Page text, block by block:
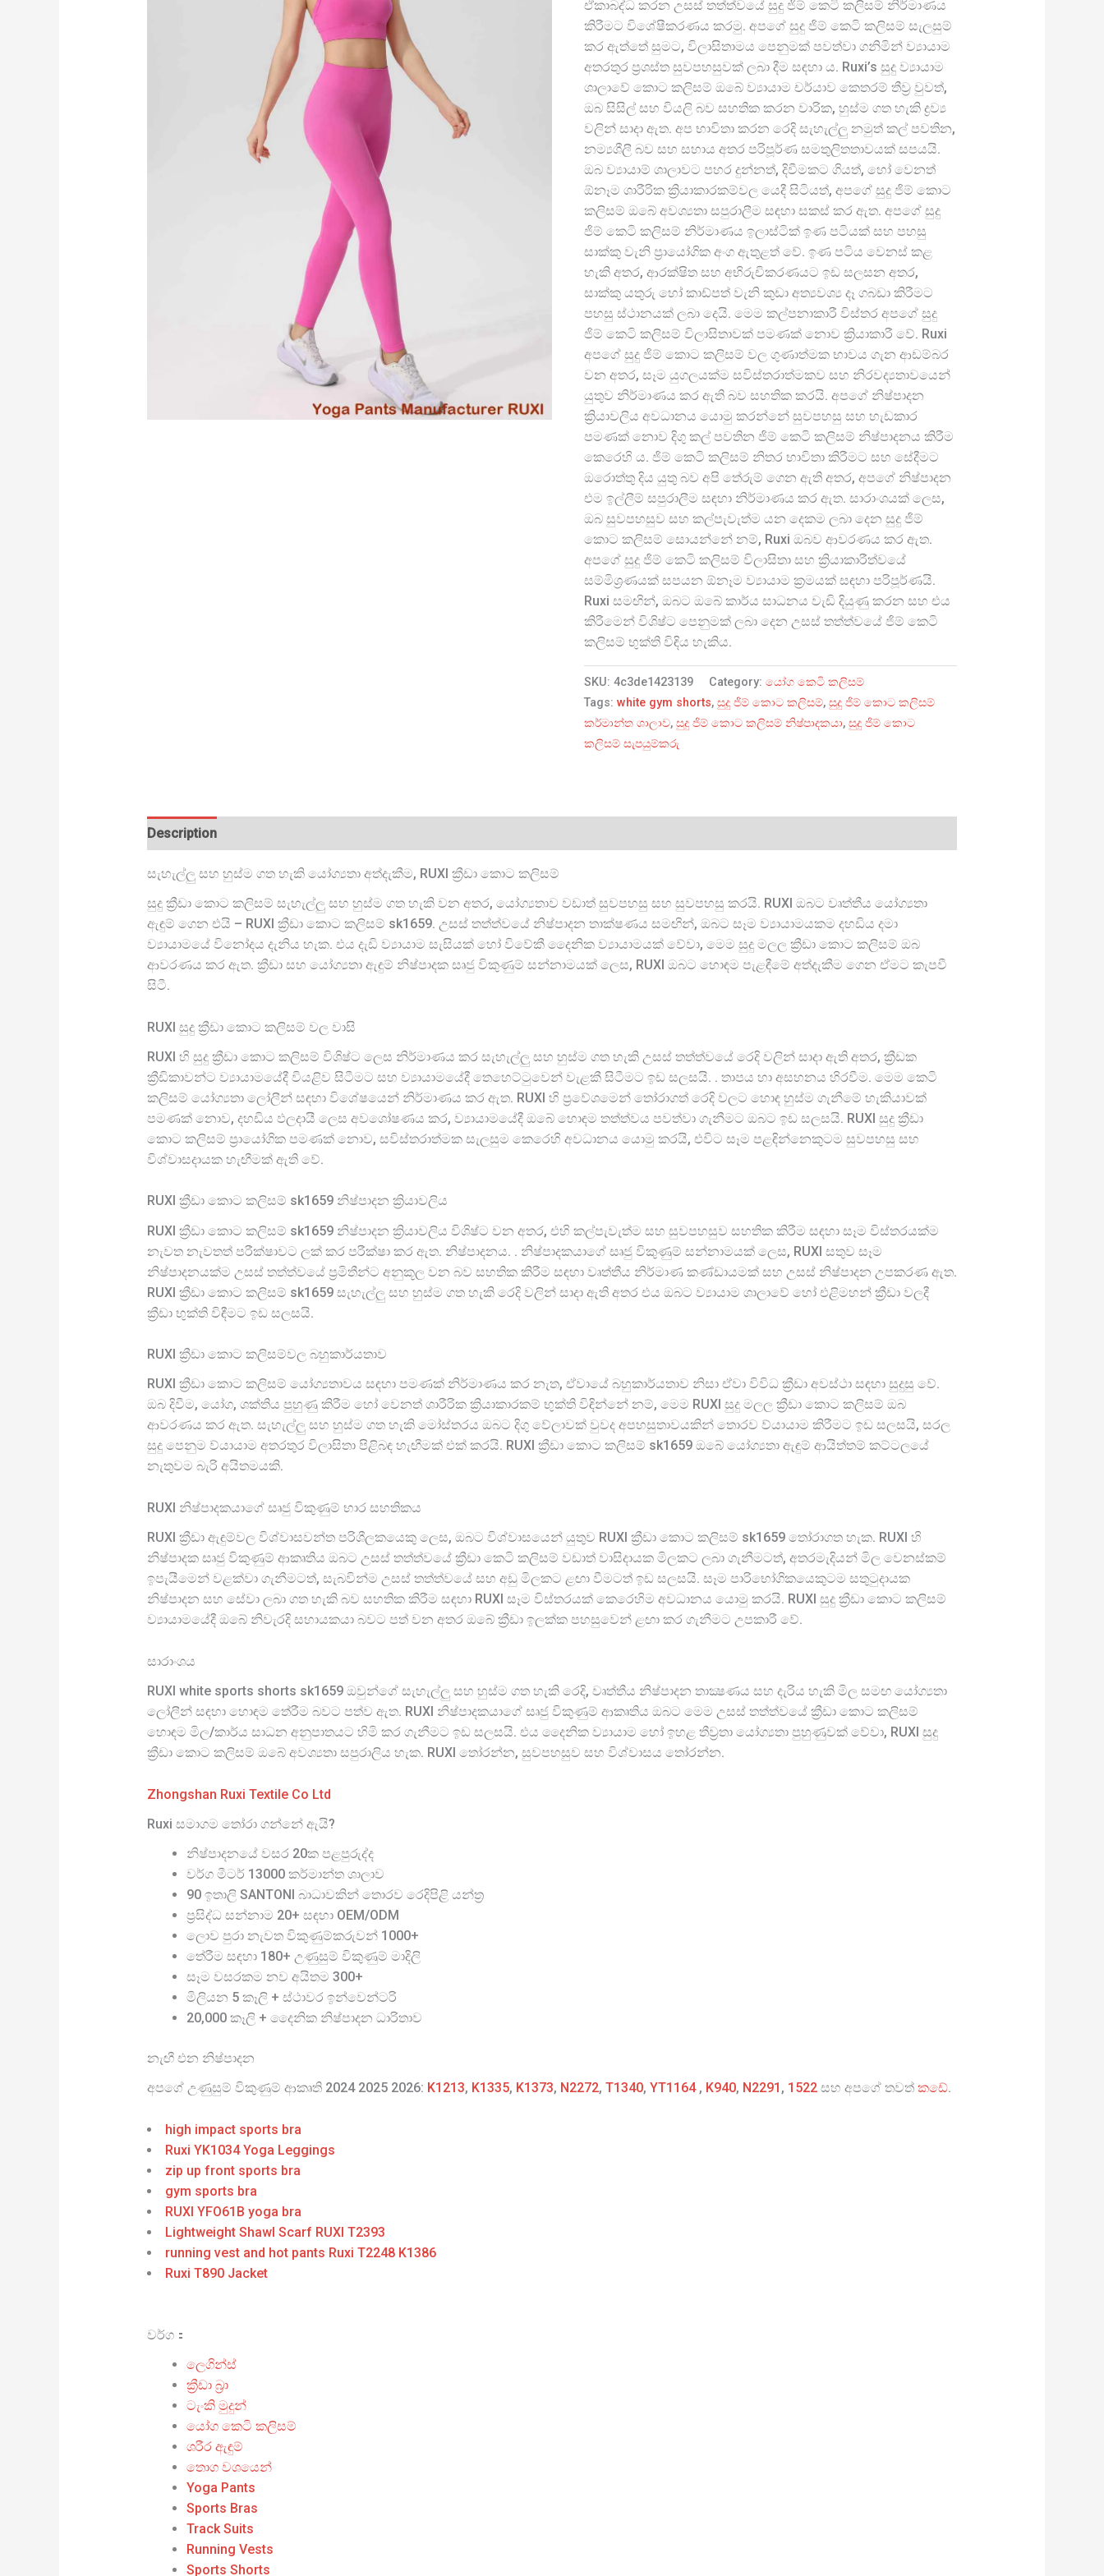
ඒකාබද්ධ කරන උසස් තත්ත්වයේ සුදු ජිම් කෙටි කලිසම් නිර්මාණය
කිරීමට විශේෂීකරණය කරමු. අපගේ සුදු ජිම් කෙටි කලිසම් සැලසුම්
කර ඇත්තේ සුමට, විලාසිතාමය පෙනුමක් පවත්වා ගනිමින් ව්‍යායාම
අතරතුර ප්‍රශස්ත සුවපහසුවක් ලබා දීම සඳහා ය. Ruxi’s සුදු ව්‍යායාම
ශාලාවේ කොට කලිසම් ඔබේ ව්‍යායාම චර්යාව කෙතරම් තීව්‍ර වුවත්,
ඔබ සිසිල් සහ වියලි බව සහතික කරන වාරික, හුස්ම ගත හැකි ද්‍රව්‍ය
වලින් සාදා ඇත. අප භාවිතා කරන රෙදි සැහැල්ලු නමුත් කල් පවතින,
නම්‍යශීලී බව සහ සහාය අතර පරිපූර්ණ සමතුලිතතාවයක් සපයයි.
ඔබ ව්‍යායාම් ශාලාවට පහර දුන්නත්, දිවීමකට ගියත්, හෝ වෙනත්
ඕනෑම ශාරීරික ක්‍රියාකාරකම්වල යෙදී සිටියත්, අපගේ සුදු ජිම් කොට
කලිසම් ඔබේ අවශ්‍යතා සපුරාලීම සඳහා සකස් කර ඇත. අපගේ සුදු
ජිම් කෙටි කලිසම් නිර්මාණය ඉලාස්ටික් ඉණ පටියක් සහ පහසු
සාක්කු වැනි ප්‍රායෝගික අංග ඇතුළත් වේ. ඉණ පටිය වෙනස් කළ
හැකි අතර, ආරක්ෂිත සහ අභිරුචිකරණයට ඉඩ සලසන අතර,
සාක්කු යතුරු හෝ කාඩ්පත් වැනි කුඩා අත්‍යවශ්‍ය දෑ ගබඩා කිරීමට
පහසු ස්ථානයක් ලබා දෙයි. මෙම කල්පනාකාරී විස්තර අපගේ සුදු
ජිම් කෙටි කලිසම් විලාසිතාවක් පමණක් නොව ක්‍රියාකාරී වේ. Ruxi
අපගේ සුදු ජිම් කොට කලිසම් වල ගුණාත්මක භාවය ගැන ආඩම්බර
වන අතර, සෑම යුගලයක්ම සවිස්තරාත්මකව සහ නිරවද්‍යතාවයෙන්
යුතුව නිර්මාණය කර ඇති බව සහතික කරයි. අපගේ නිෂ්පාදන
ක්‍රියාවලිය අවධානය යොමු කරන්නේ සුවපහසු සහ හැඩකාර
පමණක් නොව දිගු කල් පවතින ජිම් කෙටි කලිසම් නිෂ්පාදනය කිරීම
කෙරෙහි ය. ජිම් කෙටි කලිසම් නිතර භාවිතා කිරීමට සහ සේදීමට
ඔරොත්තු දිය යුතු බව අපි තේරුම් ගෙන ඇති අතර, අපගේ නිෂ්පාදන
එම ඉල්ලීම් සපුරාලීම සඳහා නිර්මාණය කර ඇත. සාරාංශයක් ලෙස,
ඔබ සුවපහසුව සහ කල්පැවැත්ම යන දෙකම ලබා දෙන සුදු ජිම්
කොට කලිසම් සොයන්නේ නම්, Ruxi ඔබව ආවරණය කර ඇත.
අපගේ සුදු ජිම් කෙටි කලිසම් විලාසිතා සහ ක්‍රියාකාරීත්වයේ
සම්මිශ්‍රණයක් සපයන ඕනෑම ව්‍යායාම ක්‍රමයක් සඳහා පරිපූර්ණයි.
Ruxi සමඟින්, ඔබට ඔබේ කාර්ය සාධනය වැඩි දියුණු කරන සහ එය
කිරීමෙන් විශිෂ්ට පෙනුමක් ලබා දෙන උසස් තත්ත්වයේ ජිම් කෙටි
කලිසම් භුක්ති විඳිය හැකිය.
SKU:4c3de1423139 Category:යෝග කෙටි කලිසම්
Tags:white gym shorts,සුදු ජිම් කොට කලිසම්,සුදු ජිම් කොට කලිසම්
කර්මාන්ත ශාලාව,සුදු ජිම් කොට කලිසම් නිෂ්පාදකයා,සුදු ජිම් කොට
කලිසම් සැපයුම්කරු
Description
සැහැල්ලු සහ හුස්ම ගත හැකි යෝග්‍යතා අත්දැකීම, RUXI ක්‍රීඩා කොට කලිසම්
සුදු ක්‍රීඩා කොට කලිසම් සැහැල්ලු සහ හුස්ම ගත හැකි වන අතර, යෝග්‍යතාව වඩාත් සුවපහසු සහ සුවපහසු කරයි. RUXI ඔබට වෘත්තීය යෝග්‍යතා
ඇඳුම් ගෙන එයි – RUXI ක්‍රීඩා කොට කලිසම් sk1659. උසස් තත්ත්වයේ නිෂ්පාදන තාක්ෂණය සමඟින්, ඔබට සෑම ව්‍යායාමයකම දහඩිය දමා
ව්‍යායාමයේ විනෝදය දැනිය හැක. එය දැඩි ව්‍යායාම සැසියක් හෝ විවේකී දෛනික ව්‍යායාමයක් වේවා, මෙම සුදු මලල ක්‍රීඩා කොට කලිසම් ඔබ
ආවරණය කර ඇත. ක්‍රීඩා සහ යෝග්‍යතා ඇඳුම් නිෂ්පාදක සෘජු විකුණුම් සන්නාමයක් ලෙස, RUXI ඔබට හොඳම පැළඳීමේ අත්දැකීම ගෙන ඒමට කැපවී
සිටී.
RUXI සුදු ක්‍රීඩා කොට කලිසම් වල වාසි
RUXI හි සුදු ක්‍රීඩා කොට කලිසම් විශිෂ්ට ලෙස නිර්මාණය කර සැහැල්ලු සහ හුස්ම ගත හැකි උසස් තත්ත්වයේ රෙදි වලින් සාදා ඇති අතර, ක්‍රීඩක
ක්‍රීඩිකාවන්ට ව්‍යායාමයේදී වියළිව සිටීමට සහ ව්‍යායාමයේදී තෙහෙට්ටුවෙන් වැළකී සිටීමට ඉඩ සලසයි. . තාපය හා අසහනය හිරවීම. මෙම කෙටි
කලිසම් යෝග්‍යතා ලෝලීන් සඳහා විශේෂයෙන් නිර්මාණය කර ඇත. RUXI හි ප්‍රවේශමෙන් තෝරාගත් රෙදි වලට හොඳ හුස්ම ගැනීමේ හැකියාවක්
පමණක් නොව, දහඩිය ඵලදායී ලෙස අවශෝෂණය කර, ව්‍යායාමයේදී ඔබේ හොඳම තත්ත්වය පවත්වා ගැනීමට ඔබට ඉඩ සලසයි. RUXI සුදු ක්‍රීඩා
කොට කලිසම් ප්‍රායෝගික පමණක් නොව, සවිස්තරාත්මක සැලසුම කෙරෙහි අවධානය යොමු කරයි, එවිට සෑම පළඳින්නෙකුටම සුවපහසු සහ
විශ්වාසදායක හැඟීමක් ඇති වේ.
RUXI ක්‍රීඩා කොට කලිසම් sk1659 නිෂ්පාදන ක්‍රියාවලිය
RUXI ක්‍රීඩා කොට කලිසම් sk1659 නිෂ්පාදන ක්‍රියාවලිය විශිෂ්ට වන අතර, එහි කල්පැවැත්ම සහ සුවපහසුව සහතික කිරීම සඳහා සෑම විස්තරයක්ම
නැවත නැවතත් පරීක්ෂාවට ලක් කර පරීක්ෂා කර ඇත. නිෂ්පාදනය. . නිෂ්පාදකයාගේ සෘජු විකුණුම් සන්නාමයක් ලෙස, RUXI සතුව සෑම
නිෂ්පාදනයක්ම උසස් තත්ත්වයේ ප්‍රමිතීන්ට අනුකූල වන බව සහතික කිරීම සඳහා වෘත්තීය නිර්මාණ කණ්ඩායමක් සහ උසස් නිෂ්පාදන උපකරණ ඇත.
RUXI ක්‍රීඩා කොට කලිසම් sk1659 සැහැල්ලු සහ හුස්ම ගත හැකි රෙදි වලින් සාදා ඇති අතර එය ඔබට ව්‍යායාම ශාලාවේ හෝ එළිමහන් ක්‍රීඩා වලදී
ක්‍රීඩා භුක්ති විඳීමට ඉඩ සලසයි.
RUXI ක්‍රීඩා කොට කලිසම්වල බහුකාර්යතාව
RUXI ක්‍රීඩා කොට කලිසම් යෝග්‍යතාවය සඳහා පමණක් නිර්මාණය කර නැත, ඒවායේ බහුකාර්යතාව නිසා ඒවා විවිධ ක්‍රීඩා අවස්ථා සඳහා සුදුසු වේ.
ඔබ දිවීම, යෝග, ශක්තිය පුහුණු කිරීම හෝ වෙනත් ශාරීරික ක්‍රියාකාරකම් භුක්ති විඳින්නේ නම්, මෙම RUXI සුදු මලල ක්‍රීඩා කොට කලිසම් ඔබ
ආවරණය කර ඇත. සැහැල්ලු සහ හුස්ම ගත හැකි මෝස්තරය ඔබට දිගු වේලාවක් වුවද අපහසුතාවයකින් තොරව ව්යායාම කිරීමට ඉඩ සලසයි, සරල
සුදු පෙනුම ව්යායාම අතරතුර විලාසිතා පිළිබඳ හැඟීමක් එක් කරයි. RUXI ක්‍රීඩා කොට කලිසම් sk1659 ඔබේ යෝග්‍යතා ඇඳුම් ආයිත්තම් කට්ටලයේ
නැතුවම බැරි අයිතමයකි.
RUXI නිෂ්පාදකයාගේ සෘජු විකුණුම් භාර සහතිකය
RUXI ක්‍රීඩා ඇඳුම්වල විශ්වාසවන්ත පරිශීලකයෙකු ලෙස, ඔබට විශ්වාසයෙන් යුතුව RUXI ක්‍රීඩා කොට කලිසම් sk1659 තෝරාගත හැක. RUXI හි
නිෂ්පාදක සෘජු විකුණුම් ආකෘතිය ඔබට උසස් තත්ත්වයේ ක්‍රීඩා කෙටි කලිසම් වඩාත් වාසිදායක මිලකට ලබා ගැනීමටත්, අතරමැදියන් මිල වෙනස්කම්
ඉපැයීමෙන් වළක්වා ගැනීමටත්, සැබවින්ම උසස් තත්ත්වයේ සහ අඩු මිලකට ළඟා වීමටත් ඉඩ සලසයි. සෑම පාරිභෝගිකයෙකුටම සතුටුදායක
නිෂ්පාදන සහ සේවා ලබා ගත හැකි බව සහතික කිරීම සඳහා RUXI සෑම විස්තරයක් කෙරෙහිම අවධානය යොමු කරයි. RUXI සුදු ක්‍රීඩා කොට කලිසම්
ව්‍යායාමයේදී ඔබේ නිවැරදි සහායකයා බවට පත් වන අතර ඔබේ ක්‍රීඩා ඉලක්ක පහසුවෙන් ළඟා කර ගැනීමට උපකාරී වේ.
සාරාංශය
RUXI white sports shorts sk1659 ඔවුන්ගේ සැහැල්ලු සහ හුස්ම ගත හැකි රෙදි, වෘත්තීය නිෂ්පාදන තාක්‍ෂණය සහ දැරිය හැකි මිල සමඟ යෝග්‍යතා
ලෝලීන් සඳහා හොඳම තේරීම බවට පත්ව ඇත. RUXI නිෂ්පාදකයාගේ සෘජු විකුණුම් ආකෘතිය ඔබට මෙම උසස් තත්ත්වයේ ක්‍රීඩා කොට කලිසම්
හොඳම මිල/කාර්ය සාධන අනුපාතයට හිමි කර ගැනීමට ඉඩ සලසයි. එය දෛනික ව්‍යායාම හෝ ඉහළ තීව්‍රතා යෝග්‍යතා පුහුණුවක් වේවා, RUXI සුදු
ක්‍රීඩා කොට කලිසම් ඔබේ අවශ්‍යතා සපුරාලිය හැක. RUXI තෝරන්න, සුවපහසුව සහ විශ්වාසය තෝරන්න.
Zhongshan Ruxi Textile Co Ltd
Ruxi සමාගම තෝරා ගන්නේ ඇයි?
නිෂ්පාදනයේ වසර 20ක පළපුරුද්ද
වර්ග මීටර් 13000 කර්මාන්ත ශාලාව
90 ඉතාලි SANTONI බාධාවකින් තොරව රෙදිපිළි යන්ත්‍ර
ප්‍රසිද්ධ සන්නාම 20+ සඳහා OEM/ODM
ලොව පුරා නැවත විකුණුම්කරුවන් 1000+
තේරීම සඳහා 180+ උණුසුම් විකුණුම් මාදිලි
සෑම වසරකම නව අයිතම 300+
මිලියන 5 කෑලි + ස්ථාවර ඉන්වෙන්ටරි
20,000 කෑලි + දෛනික නිෂ්පාදන ධාරිතාව
නැඟී එන නිෂ්පාදන
අපගේ උණුසුම් විකුණුම් ආකෘති 2024 2025 2026: K1213, K1335, K1373, N2272, T1340, YT1164, K940, N2291 , 1522 සහ අපගේ තවත් කඩේ.
high impact sports bra
Ruxi YK1034 Yoga Leggings
zip up front sports bra
gym sports bra
RUXI YFO61B yoga bra
Lightweight Shawl Scarf RUXI T2393
running vest and hot pants Ruxi T2248 K1386
Ruxi T890 Jacket
වර්ග：
ලෙගින්ස්
ක්‍රීඩා බ්‍රා
ටැංකි මුදුන්
යෝග කෙටි කලිසම්
ශරීර ඇඳුම්
තොග වශයෙන්
Yoga Pants
Sports Bras
Track Suits
Running Vests
Sports Shorts